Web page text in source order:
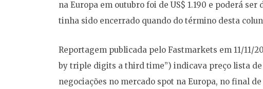
na Europa em outubro foi de US$ 1.190 e poderá
tinha sido encerrado quando do término desta
Reportagem publicada pelo Fastmarkets em 11/11/
by triple digits a third time”) indicava preço lista de
negociações no mercado spot na Europa, no final